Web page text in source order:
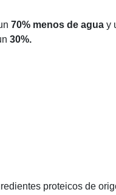
70% menos de agua y
30%.
proteicos de